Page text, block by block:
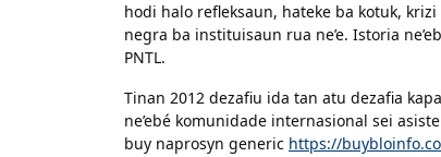
hodi halo refleksaun, hateke ba kotuk,
negra ba instituisaun rua ne’e. Istoria
PNTL.
Tinan 2012 dezafiu ida tan atu dezafia
ne’ebé komunidade internasional sei
buy naprosyn generic https://